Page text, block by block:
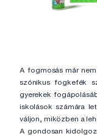
A fogmosás már
szónikus fogkefék
gyerekek
iskolások számára
váljon, miközben a
A gondosan